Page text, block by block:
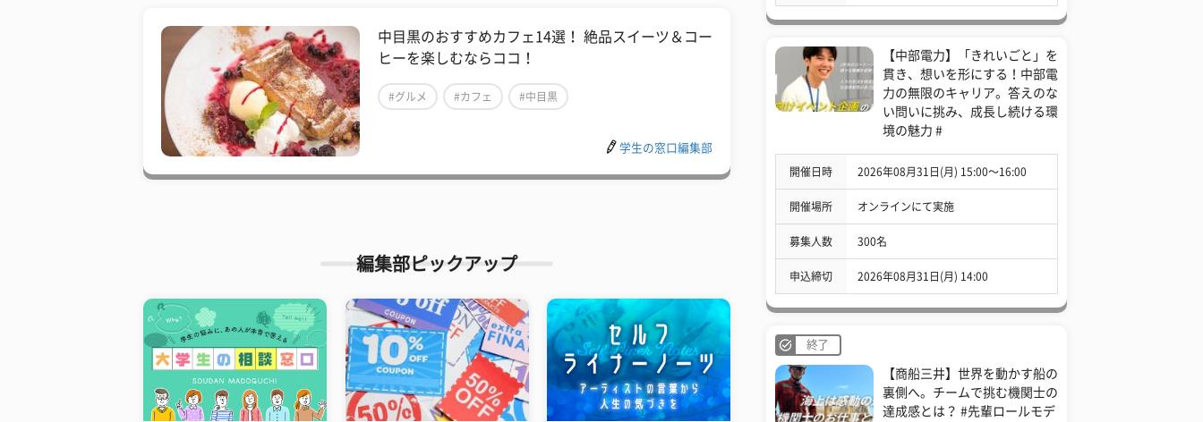
中目黒のおすすめカフェ14選！ 絶品スイーツ＆コー
ヒーを楽しむならココ！
#グルメ #カフェ #中目黒
学生の窓口編集部
編集部ピックアップ
【中部電力】「きれいごと」を
貫き、想いを形にする！中部電
力の無限のキャリア。答えのな
い問いに挑み、成長し続ける環
境の魅力 #
開催日時 2026年08月31日(月) 15:00〜16:00
開催場所 オンラインにて実施
募集人数 300名
申込締切 2026年08月31日(月) 14:00
終了
【商船三井】世界を動かす船の
裏側へ。チームで挑む機関士の
達成感とは？ #先輩ロールモデ